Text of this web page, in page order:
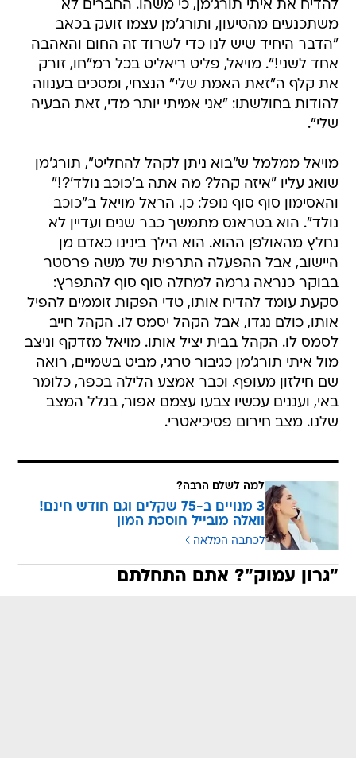
להדיח את איתי תורג'מן, כי משהו. החברים לא
משתכנעים מהטיעון, ותורג'מן עצמו זועק בכאב
"הדבר היחיד שיש לנו כדי לשרוד זה החום והאהבה
אחד לשני!". מויאל, פליט ריאליט בכל רמ"חו, זורק
את קלף ה"זאת האמת שלי" הנצחי, ומסכים בענווה
להודות בחולשתו: "אני אמיתי יותר מדי, זאת הבעיה
שלי".
מויאל ממלמל ש"בוא ניתן לקהל להחליט", תורג'מן
שואג עליו "איזה קהל? מה אתה ב'כוכב נולד'?!"
והאסימון סוף סוף נופל: כן. הראל מויאל ב"כוכב
נולד". הוא בטראנס מתמשך כבר שנים ועדיין לא
נחלץ מהאולפן ההוא. הוא הילך בינינו כאדם מן
היישוב, אבל ההפעלה התרפית של משה פרסטר
בבוקר כנראה גרמה למחלה סוף סוף להתפרץ:
סקעת עומד להדיח אותו, טדי הפקות זוממים להפיל
אותו, כולם נגדו, אבל הקהל יסמס לו. הקהל חייב
לסמס לו. הקהל בבית יציל אותו. מויאל מזדקף וניצב
מול איתי תורג'מן כגיבור טרגי, מביט בשמיים, רואה
שם חילזון מעופף. וכבר אמצע הלילה בכפר, כלומר
באי, ועננים עכשיו צבעו עצמם אפור, בגלל המצב
שלנו. מצב חירום פסיכיאטרי.
למה לשלם הרבה?
3 מנויים ב-75 שקלים וגם חודש חינם!
וואלה מובייל חוסכת המון
לכתבה המלאה
"גרון עמוק"? אתם התחלתם